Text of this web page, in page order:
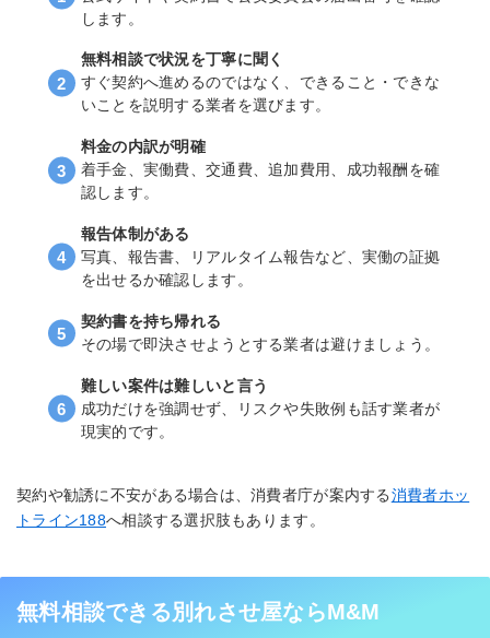
します。
無料相談で状況を丁寧に聞く
すぐ契約へ進めるのではなく、できること・できな
いことを説明する業者を選びます。
料金の内訳が明確
着手金、実働費、交通費、追加費用、成功報酬を確
認します。
報告体制がある
写真、報告書、リアルタイム報告など、実働の証拠
を出せるか確認します。
契約書を持ち帰れる
その場で即決させようとする業者は避けましょう。
難しい案件は難しいと言う
成功だけを強調せず、リスクや失敗例も話す業者が
現実的です。
契約や勧誘に不安がある場合は、消費者庁が案内する消費者ホッ
トライン188へ相談する選択肢もあります。
無料相談できる別れさせ屋ならM&M